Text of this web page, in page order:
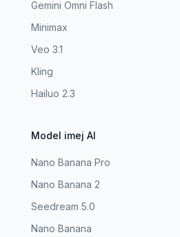
Gemini Omni Flash
Minimax
Veo 3.1
Kling
Hailuo 2.3
Model imej AI
Nano Banana Pro
Nano Banana 2
Seedream 5.0
Nano Banana